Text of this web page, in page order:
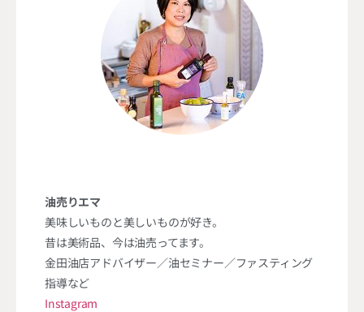
油売りエマ
美味しいものと美しいものが好き。
昔は美術品、今は油売ってます。
金田油店アドバイザー／油セミナー／ファスティング
指導など
Instagram